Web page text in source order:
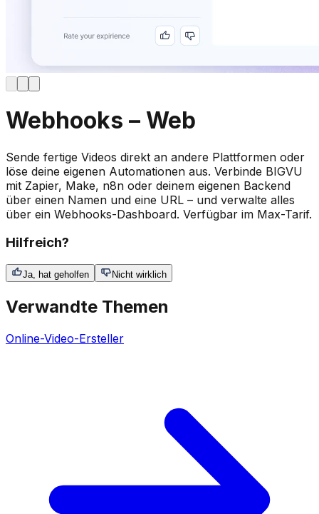
Webhooks – Web
Sende fertige Videos direkt an andere Plattformen oder
löse deine eigenen Automationen aus. Verbinde BIGVU
mit Zapier, Make, n8n oder deinem eigenen Backend
über einen Namen und eine URL – und verwalte alles
über ein Webhooks-Dashboard. Verfügbar im Max-Tarif.
Hilfreich?
Ja, hat geholfen Nicht wirklich
Verwandte Themen
Online-Video-Ersteller